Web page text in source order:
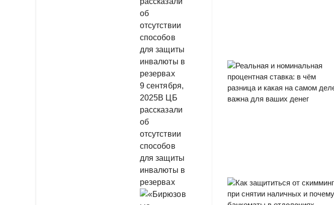
9 сентября,
2025В ЦБ
рассказали
об
отсутствии
способов
для защиты
инвалюты в
резервах